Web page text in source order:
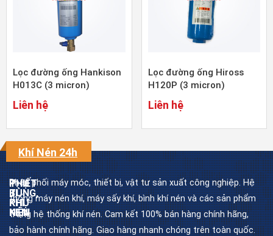
Lọc đường ống Hankison
H013C (3 micron)
Liên hệ
Lọc đường ống Hiross
H120P (3 micron)
Liên hệ
Khí Nén 24h
Phân phối máy móc, thiết bị, vật tư sản xuất công nghiệp. Hệ
thống máy nén khí, máy sấy khí, bình khí nén và các sản phẩm
trong hệ thống khí nén. Cam kết 100% bán hàng chính hãng,
bảo hành chính hãng. Giao hàng nhanh chóng trên toàn quốc.
THIẾT
BỊ
KHÍ
NÉN
PHỤ
TÙNG,
PHỤ
KIỆN